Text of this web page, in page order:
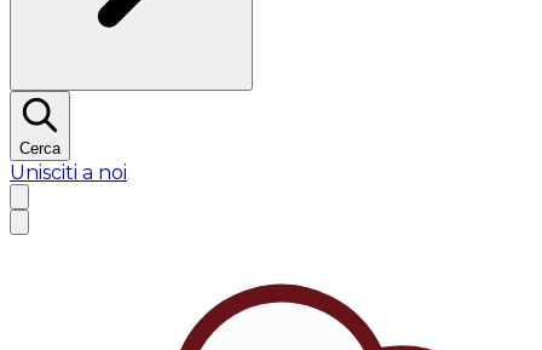
Cerca
Unisciti a noi